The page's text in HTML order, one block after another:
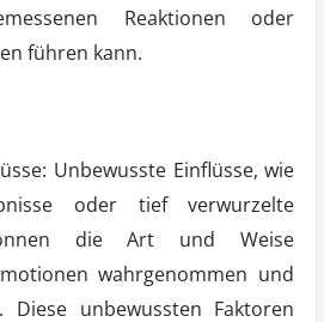
Reaktionen oder
führen kann.
Unbewusste Einflüsse, wie
oder tief verwurzelte
die Art und Weise
wahrgenommen und
Diese unbewussten Faktoren